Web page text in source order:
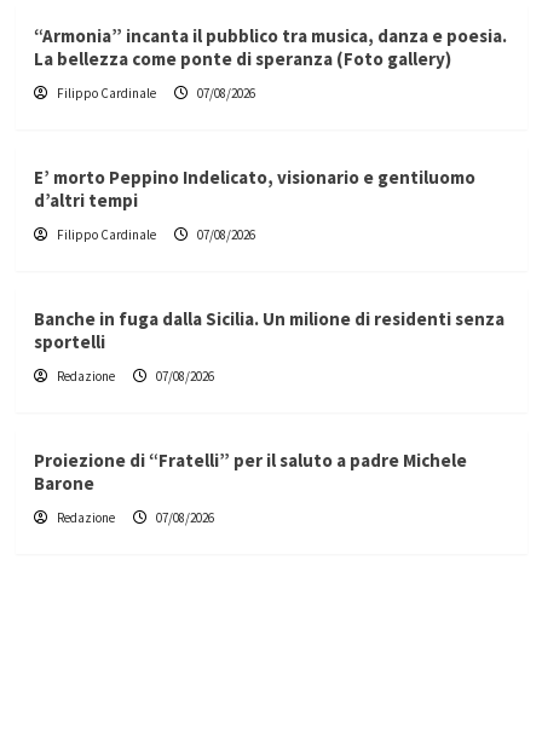
“Armonia” incanta il pubblico tra musica, danza e poesia.
La bellezza come ponte di speranza (Foto gallery)
Filippo Cardinale 07/08/2026
E’ morto Peppino Indelicato, visionario e gentiluomo
d’altri tempi
Filippo Cardinale 07/08/2026
Banche in fuga dalla Sicilia. Un milione di residenti senza
sportelli
Redazione 07/08/2026
Proiezione di “Fratelli” per il saluto a padre Michele
Barone
Redazione 07/08/2026